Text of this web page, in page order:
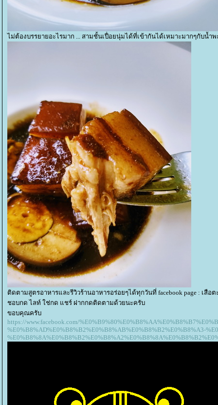
ไม่ต้องบรรยายอะไรมาก ... สามชั้นเปื่อยนุ่มได้ที่เข้ากันได้เหมาะมากๆกับน้ำ
ติดตามสูตรอาหารและรีวิวร้านอาหารอร่อยๆได้ทุกวันที่ facebook page : เสือ
ชอบกด ไลท์ ใช่กด แชร์ ฝากกดติดตามด้วยนะครับ
ขอบคุณครับ
https://www.facebook.com/
%E0%B8%AD%E0%B8%B2%E0%B8%AB%E0%B8%B2%E0%B8%A3-